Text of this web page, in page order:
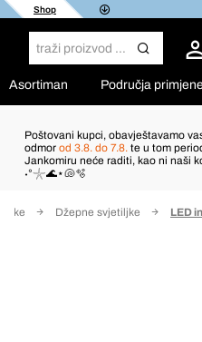
Shop
Asortiman Područja primjene
Poštovani kupci, obavještavamo
odmor od 3.8. do 7.8. te u tom
Jankomiru neće raditi, kao ni naši
˖°𓇼🌊⋆🐚🫧
Džepne svjetiljke LED